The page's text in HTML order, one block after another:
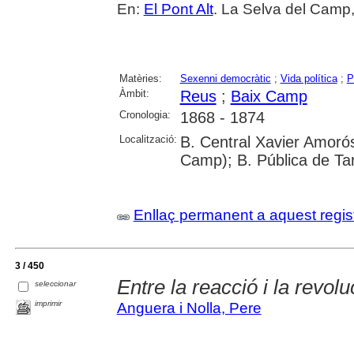
En: El Pont Alt. La Selva del
Matèries: Sexenni democràtic ; Vida política;
Àmbit:
Reus; Baix Camp
Cronologia: 1868 - 1874
Localització: B. Central Xavier
Camp); B. Pública de
Enllaç permanent a aquest
3 / 450
seleccionar
imprimir
Entre la reacció i la
Anguera i Nolla, Pere